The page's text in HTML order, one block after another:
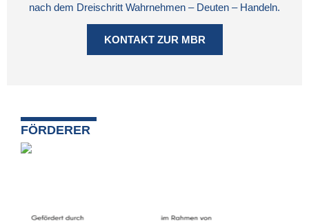
nach dem Dreischritt Wahrnehmen – Deuten – Handeln.
KONTAKT ZUR MBR
FÖRDERER